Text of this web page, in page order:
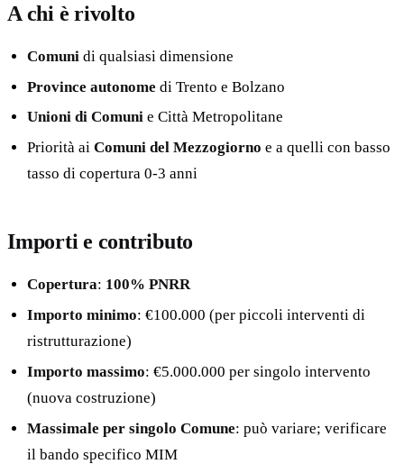
A chi è rivolto
Comuni di qualsiasi dimensione
Province autonome di Trento e Bolzano
Unioni di Comuni e Città Metropolitane
Priorità aiComuni del Mezzogiorno e a quelli con basso
tasso di copertura 0-3 anni
Importi e contributo
Copertura: 100% PNRR
Importo minimo: €100.000 (per piccoli interventi di
ristrutturazione)
Importo massimo: €5.000.000 per singolo intervento
(nuova costruzione)
Massimale per singolo Comune: può variare; verificare
il bando specifico MIM